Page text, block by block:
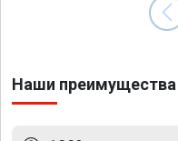
Наши преимущества